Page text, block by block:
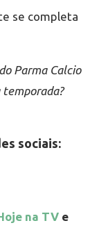
se completa
Parma Calcio
sociais:
na TV e